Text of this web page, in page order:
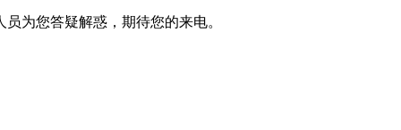
为您答疑解惑，期待您的来电。